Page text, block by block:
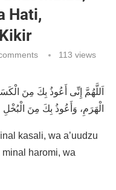
Hati,
113 views
اَللَّهُمَّ إِنِّى أَعُوذُ بِكَ مِنَ
الْهَرَمِ، وَأَعُوذُ بِكَ مِنَ الْبُخْلِ
kasali, wa a’uudzu
haromi, wa